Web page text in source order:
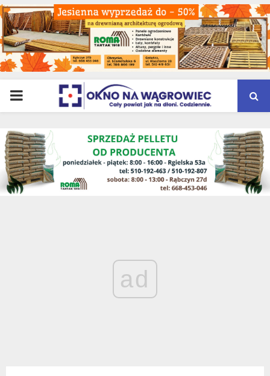
PRIMARY
MENU
ad